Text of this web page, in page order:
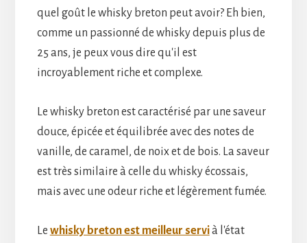
quel goût le whisky breton peut avoir? Eh bien,
comme un passionné de whisky depuis plus de
25 ans, je peux vous dire qu'il est
incroyablement riche et complexe.
Le whisky breton est caractérisé par une saveur
douce, épicée et équilibrée avec des notes de
vanille, de caramel, de noix et de bois. La saveur
est très similaire à celle du whisky écossais,
mais avec une odeur riche et légèrement fumée.
Le whisky breton est meilleur servià l'état